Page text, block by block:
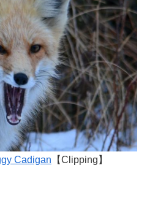
Cadigan 【Clipping】